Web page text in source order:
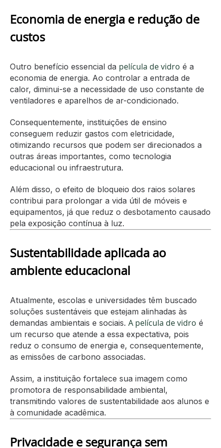
Economia de energia e redução de
custos
Outro benefício essencial da película de vidro é a
economia de energia. Ao controlar a entrada de
calor, diminui-se a necessidade de uso constante de
ventiladores e aparelhos de ar-condicionado.
Consequentemente, instituições de ensino
conseguem reduzir gastos com eletricidade,
otimizando recursos que podem ser direcionados a
outras áreas importantes, como tecnologia
educacional ou infraestrutura.
Além disso, o efeito de bloqueio dos raios solares
contribui para prolongar a vida útil de móveis e
equipamentos, já que reduz o desbotamento causado
pela exposição contínua à luz.
Sustentabilidade aplicada ao
ambiente educacional
Atualmente, escolas e universidades têm buscado
soluções sustentáveis que estejam alinhadas às
demandas ambientais e sociais. A película de vidro é
um recurso que atende a essa expectativa, pois
reduz o consumo de energia e, consequentemente,
as emissões de carbono associadas.
Assim, a instituição fortalece sua imagem como
promotora de responsabilidade ambiental,
transmitindo valores de sustentabilidade aos alunos e
à comunidade acadêmica.
Privacidade e segurança sem